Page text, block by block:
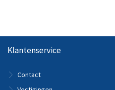
Klantenservice
Contact